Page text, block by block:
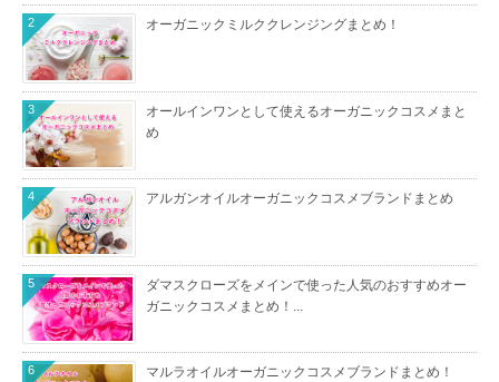
オーガニックミルククレンジングまとめ！
2
オールインワンとして使えるオーガニックコスメまと
め
3
アルガンオイルオーガニックコスメブランドまとめ
4
ダマスクローズをメインで使った人気のおすすめオー
ガニックコスメまとめ！...
5
マルラオイルオーガニックコスメブランドまとめ！
6